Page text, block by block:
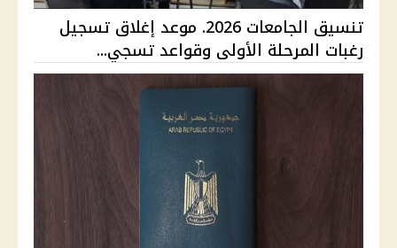
تنسيق الجامعات 2026. موعد إغلاق تسجيل
رغبات المرحلة الأولى وقواعد تسجي...